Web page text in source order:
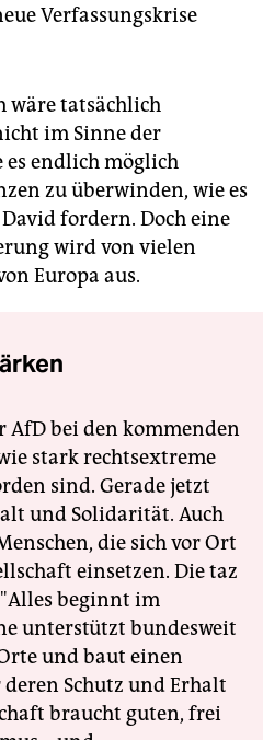
Verfassungskrise
wäre tatsächlich
im Sinne der
endlich möglich
zu überwinden, wie es
fordern. Doch eine
wird von vielen
Europa aus.
AfD bei den kommenden
stark rechtsextreme
sind. Gerade jetzt
und Solidarität. Auch
die sich vor Ort
einsetzen. Die taz
beginnt im
unterstützt bundesweit
und baut einen
Schutz und Erhalt
braucht guten, frei